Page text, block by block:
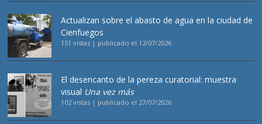
Actualizan sobre el abasto de agua en la ciudad de
Cienfuegos
151 vistas | publicado el 12/07/2026
El desencanto de la pereza curatorial: muestra
visual Una vez más
102 vistas | publicado el 27/07/2026